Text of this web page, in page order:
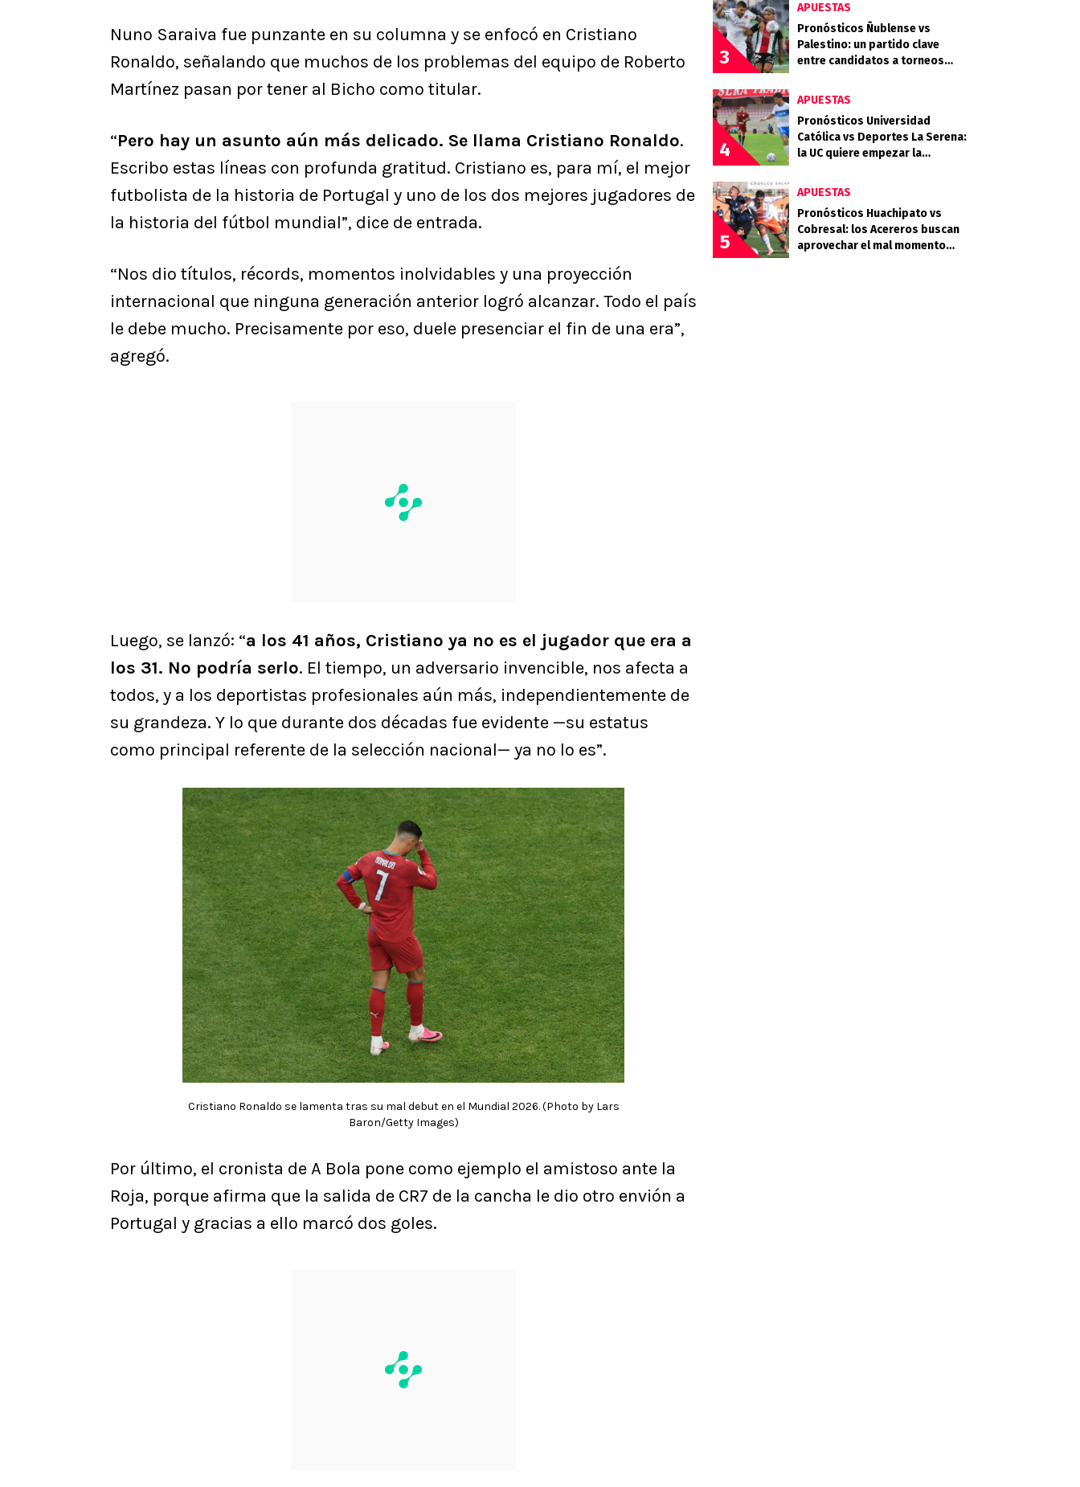
Nuno Saraiva fue punzante en su columna y se enfocó en Cristiano
Ronaldo, señalando que muchos de los problemas del equipo de Roberto
Martínez pasan por tener al Bicho como titular.
“Pero hay un asunto aún más delicado. Se llama Cristiano Ronaldo.
Escribo estas líneas con profunda gratitud. Cristiano es, para mí, el mejor
futbolista de la historia de Portugal y uno de los dos mejores jugadores de
la historia del fútbol mundial”, dice de entrada.
“Nos dio títulos, récords, momentos inolvidables y una proyección
internacional que ninguna generación anterior logró alcanzar. Todo el país
le debe mucho. Precisamente por eso, duele presenciar el fin de una era”,
agregó.
Luego, se lanzó: “a los 41 años, Cristiano ya no es el jugador que era a
los 31. No podría serlo. El tiempo, un adversario invencible, nos afecta a
todos, y a los deportistas profesionales aún más, independientemente de
su grandeza. Y lo que durante dos décadas fue evidente —su estatus
como principal referente de la selección nacional— ya no lo es”.
Cristiano Ronaldo se lamenta tras su mal debut en el Mundial 2026. (Photo by Lars
Baron/Getty Images)
Por último, el cronista de A Bola pone como ejemplo el amistoso ante la
Roja, porque afirma que la salida de CR7 de la cancha le dio otro envión a
Portugal y gracias a ello marcó dos goles.
3
APUESTAS
Pronósticos Ñublense vs
Palestino: un partido clave
entre candidatos a torneos
4
APUESTAS
Pronósticos Universidad
Católica vs Deportes La Serena:
la UC quiere empezar la
5
APUESTAS
Pronósticos Huachipato vs
Cobresal: los Acereros buscan
aprovechar el mal momento